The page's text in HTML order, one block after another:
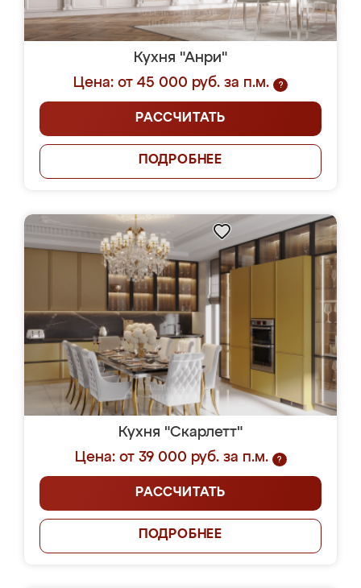
Кухня "Анри"
Цена: от 45 000 руб. за п.м.
?
РАССЧИТАТЬ
ПОДРОБНЕЕ
Кухня "Скарлетт"
Цена: от 39 000 руб. за п.м.
?
РАССЧИТАТЬ
ПОДРОБНЕЕ